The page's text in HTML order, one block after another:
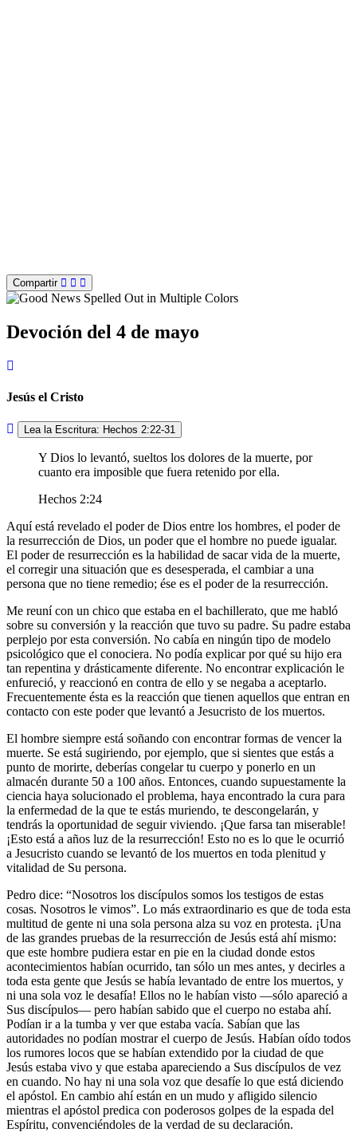
Compartir
Devoción del 4 de mayo
Jesús el Cristo
Lea la Escritura: Hechos 2:22-31
Y Dios lo levantó, sueltos los dolores de la muerte, por
cuanto era imposible que fuera retenido por ella.
Hechos 2:24
Aquí está revelado el poder de Dios entre los hombres, el poder de
la resurrección de Dios, un poder que el hombre no puede igualar.
El poder de resurrección es la habilidad de sacar vida de la muerte,
el corregir una situación que es desesperada, el cambiar a una
persona que no tiene remedio; ése es el poder de la resurrección.
Me reuní con un chico que estaba en el bachillerato, que me habló
sobre su conversión y la reacción que tuvo su padre. Su padre estaba
perplejo por esta conversión. No cabía en ningún tipo de modelo
psicológico que el conociera. No podía explicar por qué su hijo era
tan repentina y drásticamente diferente. No encontrar explicación le
enfureció, y reaccionó en contra de ello y se negaba a aceptarlo.
Frecuentemente ésta es la reacción que tienen aquellos que entran en
contacto con este poder que levantó a Jesucristo de los muertos.
El hombre siempre está soñando con encontrar formas de vencer la
muerte. Se está sugiriendo, por ejemplo, que si sientes que estás a
punto de morirte, deberías congelar tu cuerpo y ponerlo en un
almacén durante 50 a 100 años. Entonces, cuando supuestamente la
ciencia haya solucionado el problema, haya encontrado la cura para
la enfermedad de la que te estás muriendo, te descongelarán, y
tendrás la oportunidad de seguir viviendo. ¡Que farsa tan miserable!
¡Esto está a años luz de la resurrección! Esto no es lo que le ocurrió
a Jesucristo cuando se levantó de los muertos en toda plenitud y
vitalidad de Su persona.
Pedro dice: “Nosotros los discípulos somos los testigos de estas
cosas. Nosotros le vimos”. Lo más extraordinario es que de toda esta
multitud de gente ni una sola persona alza su voz en protesta. ¡Una
de las grandes pruebas de la resurrección de Jesús está ahí mismo:
que este hombre pudiera estar en pie en la ciudad donde estos
acontecimientos habían ocurrido, tan sólo un mes antes, y decirles a
toda esta gente que Jesús se había levantado de entre los muertos, y
ni una sola voz le desafía! Ellos no le habían visto ―sólo apareció a
Sus discípulos― pero habían sabido que el cuerpo no estaba ahí.
Podían ir a la tumba y ver que estaba vacía. Sabían que las
autoridades no podían mostrar el cuerpo de Jesús. Habían oído todos
los rumores locos que se habían extendido por la ciudad de que
Jesús estaba vivo y que estaba apareciendo a Sus discípulos de vez
en cuando. No hay ni una sola voz que desafíe lo que está diciendo
el apóstol. En cambio ahí están en un mudo y afligido silencio
mientras el apóstol predica con poderosos golpes de la espada del
Espíritu, convenciéndoles de la verdad de su declaración.